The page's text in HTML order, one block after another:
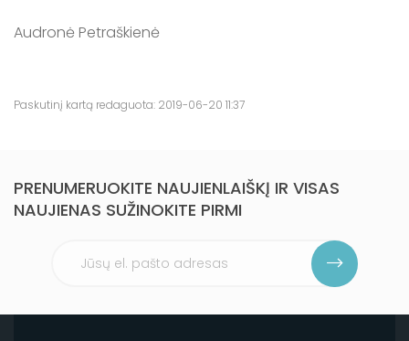
Audronė Petraškienė
Paskutinį kartą redaguota: 2019-06-20 11:37
PRENUMERUOKITE NAUJIENLAIŠKĮ IR VISAS
NAUJIENAS SUŽINOKITE PIRMI